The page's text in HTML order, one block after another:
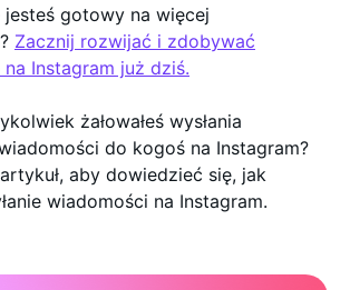
jesteś gotowy na więcej
Zacznij rozwijać i zdobywać
Instagram już dziś.
żałowałeś wysłania
do kogoś na Instagram?
aby dowiedzieć się, jak
wiadomości na Instagram.